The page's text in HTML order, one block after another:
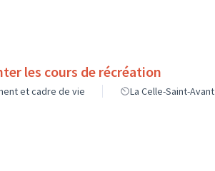
les cours de récréation
et cadre de vie La Celle-Saint-Avant